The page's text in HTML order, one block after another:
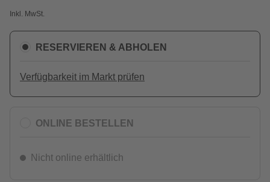
Inkl. MwSt.
RESERVIEREN & ABHOLEN
Verfügbarkeit im Markt prüfen
ONLINE BESTELLEN
Nicht online erhältlich